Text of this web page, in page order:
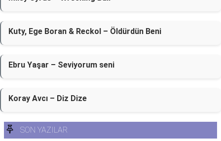
Kuty, Ege Boran & Reckol – Öldürdün Beni
Ebru Yaşar – Seviyorum seni
Koray Avcı – Diz Dize
SON YAZILAR